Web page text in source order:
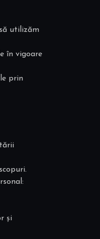
utilizăm
în vigoare
prin
și